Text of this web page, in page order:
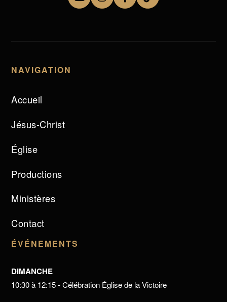
NAVIGATION
Accueil
Jésus-Christ
Église
Productions
Ministères
Contact
ÉVÉNEMENTS
DIMANCHE
10:30 à 12:15 - Célébration Église de la Victoire